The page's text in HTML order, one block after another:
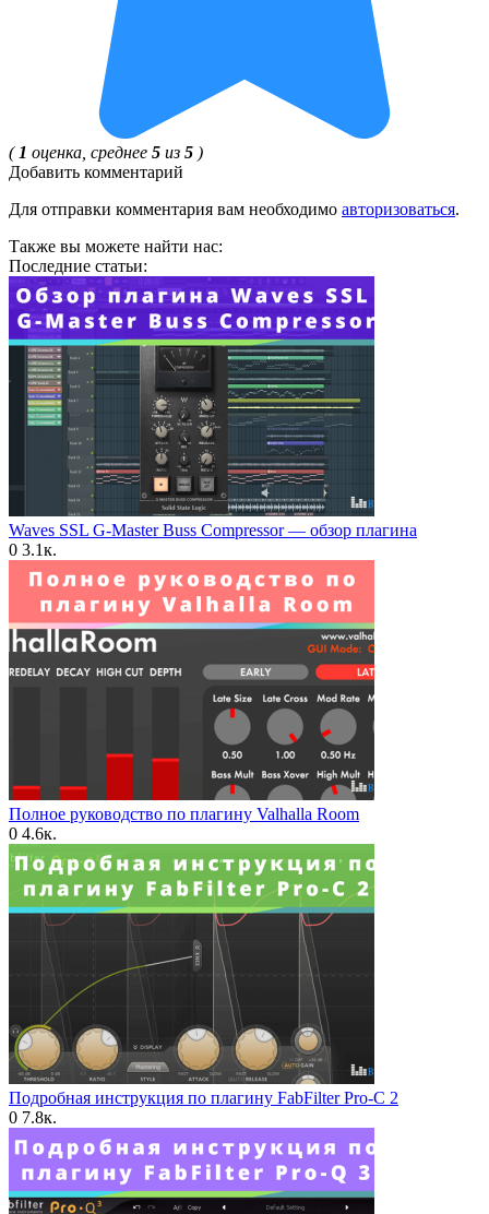
( 1 оценка, среднее 5 из 5 )
Добавить комментарий
Для отправки комментария вам необходимо авторизоваться.
Также вы можете найти нас:
Последние статьи:
Waves SSL G-Master Buss Compressor — обзор плагина
0 3.1к.
Полное руководство по плагину Valhalla Room
0 4.6к.
Подробная инструкция по плагину FabFilter Pro-C 2
0 7.8к.